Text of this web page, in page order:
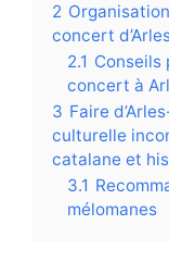
2
concert
2.1 Conseils
concert à
3 Faire
culturelle
catalane et
3.1
mélomanes